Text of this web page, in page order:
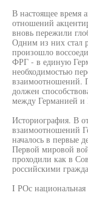
В настоящее время
отношений
вновь пережили
Одним из них стал
произошло
ФРГ - в единую
необходимостью
взаимоотношений.
должен
между Германией и
Историография. В
взаимоотношений
началось в первые
Первой мировой
проходили как в
российскими
I РОс